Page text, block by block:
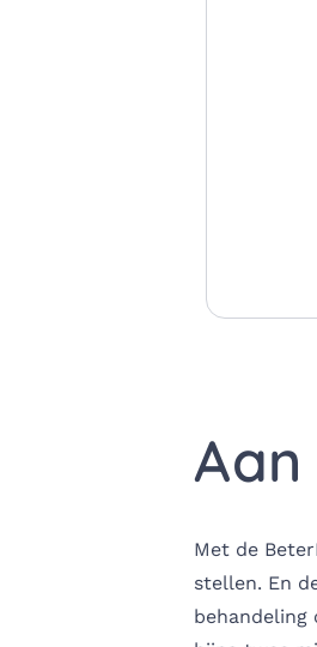
Aan
Met de
stellen. En
behandeling